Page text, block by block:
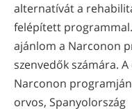
alternatívát a
felépített
ajánlom a Narconon
szenvedők számára.
Narconon
orvos, Spanyolország